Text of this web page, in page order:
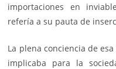
importaciones en
refería a su pauta de
La plena conciencia de
implicaba para la